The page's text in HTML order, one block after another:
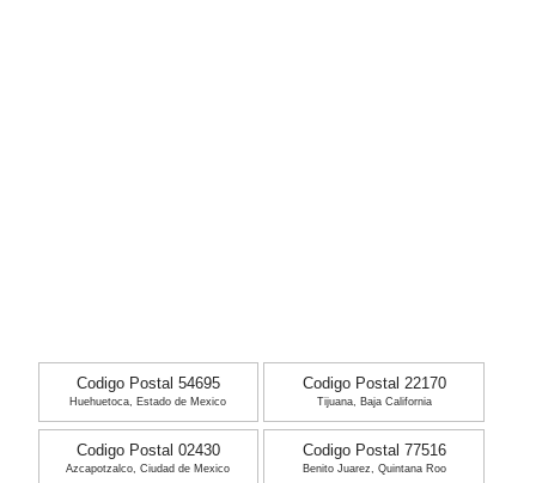
Codigo Postal 54695
Huehuetoca, Estado de Mexico
Codigo Postal 22170
Tijuana, Baja California
Codigo Postal 02430
Azcapotzalco, Ciudad de Mexico
Codigo Postal 77516
Benito Juarez, Quintana Roo